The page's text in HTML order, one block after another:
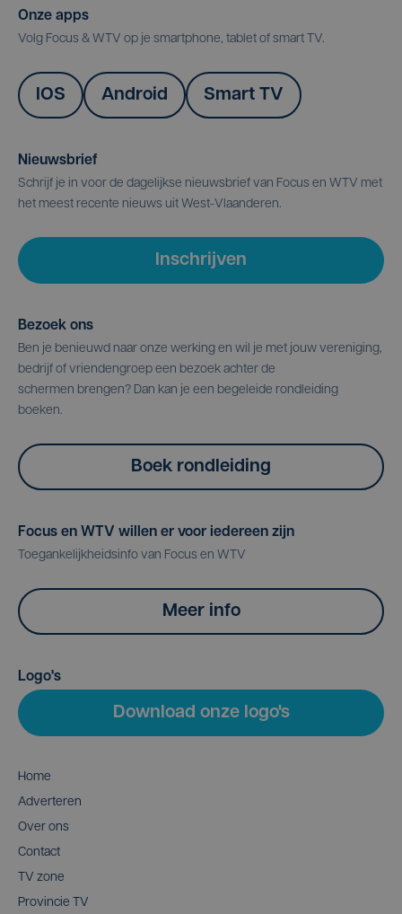
Onze apps
Volg Focus & WTV op je smartphone, tablet of smart TV.
IOS Android Smart TV
Nieuwsbrief
Schrijf je in voor de dagelijkse nieuwsbrief van Focus en WTV met
het meest recente nieuws uit West-Vlaanderen.
Inschrijven
Bezoek ons
Ben je benieuwd naar onze werking en wil je met jouw vereniging,
bedrijf of vriendengroep een bezoek achter de
schermen brengen? Dan kan je een begeleide rondleiding
boeken.
Boek rondleiding
Focus en WTV willen er voor iedereen zijn
Toegankelijkheidsinfo van Focus en WTV
Meer info
Logo's
Download onze logo's
Home
Adverteren
Over ons
Contact
TV zone
Provincie TV